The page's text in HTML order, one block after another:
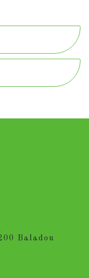
Baladou